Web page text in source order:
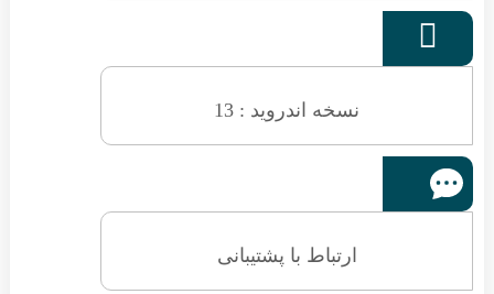

نسخه اندروید : 13
ارتباط با پشتیبانی